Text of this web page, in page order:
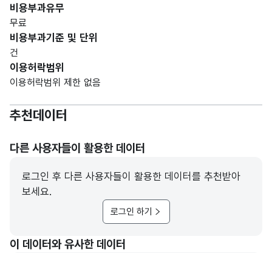
비용부과유무
무료
비용부과기준 및 단위
건
이용허락범위
이용허락범위 제한 없음
추천데이터
다른 사용자들이 활용한 데이터
로그인 후 다른 사용자들이 활용한 데이터를 추천받아
보세요.
로그인 하기
이 데이터와 유사한 데이터